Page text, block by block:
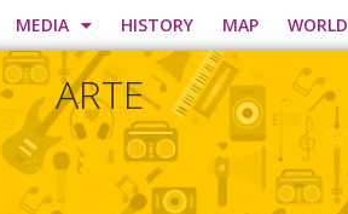
MEDIA HISTORY MAP WORLD
ARTE